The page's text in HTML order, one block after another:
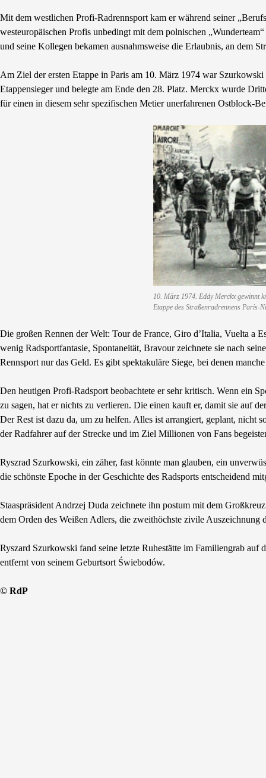
Mit dem westlichen Profi-Radrennsport kam er während seiner
westeuropäischen Profis unbedingt mit dem polnischen
und seine Kollegen bekamen ausnahmsweise die Erlaubnis, an dem
Am Ziel der ersten Etappe in Paris am 10. März 1974 war
Etappensieger und belegte am Ende den 28. Platz. Merckx wurde
für einen in diesem sehr spezifischen Metier unerfahrenen Ostblock-
10. März 1974. Eddy Merckx gewinnt
Etappe des Straßenradrennens Paris-
Die großen Rennen der Welt: Tour de France, Giro d’Italia, Vuelta a
wenig Radsportfantasie, Spontaneität, Bravour zeichnete sie nach
Rennsport nur das Geld. Es gibt spektakuläre Siege, bei denen
Den heutigen Profi-Radsport beobachtete er sehr kritisch. Wenn ein
zu sagen, hat er nichts zu verlieren. Die einen kauft er, damit sie auf
Der Rest ist dazu da, um zu helfen. Alles ist arrangiert, geplant, nicht
der Radfahrer auf der Strecke und im Ziel Millionen von Fans
Ryszrad Szurkowski, ein zäher, fast könnte man glauben, ein
die schönste Epoche in der Geschichte des Radsports entscheidend
Staaspräsident Andrzej Duda zeichnete ihn postum mit dem
dem Orden des Weißen Adlers, die zweithöchste zivile Auszeichnung
Ryszard Szurkowski fand seine letzte Ruhestätte im Familiengrab
entfernt von seinem Geburtsort Świebodów.
© RdP